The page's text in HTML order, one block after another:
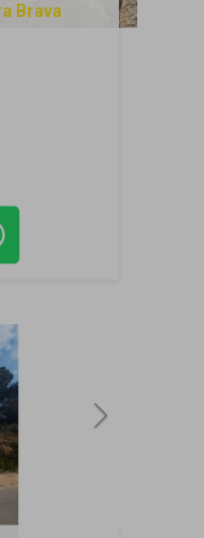
Brava